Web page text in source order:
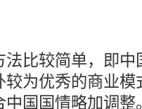
比较简单，即
为优秀的商业
中国国情略加调